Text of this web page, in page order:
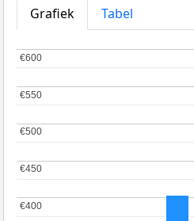
Grafiek
Tabel
€400
€400
€450
€450
€500
€500
€550
€550
€600
€600